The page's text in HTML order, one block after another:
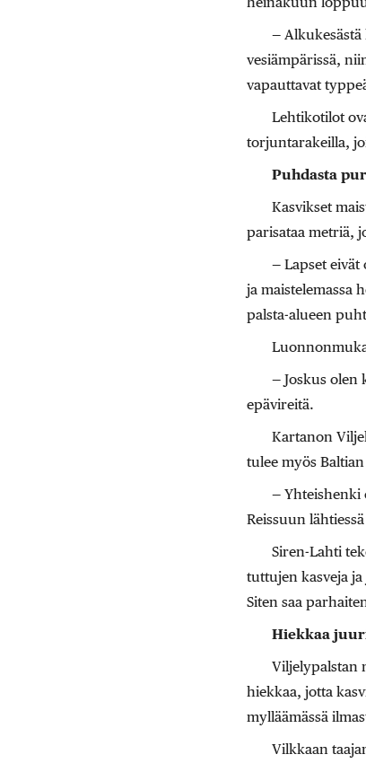
—
vesiämpärissä,
vapauttavat
Lehtikotilot
torjuntarakeilla,
Puhdasta
Kasvikset
parisataa metriä,
— Lapset eivät
ja maistelemassa
palsta-alueen
— Joskus olen
epävireitä.
Kartanon
tulee myös
— Yhteishenki
Reissuun
Siren-Lahti
tuttujen kasveja
Siten saa
Hiekkaa
Viljelypalstan
hiekkaa, jotta
mylläämässä
Vilkkaan